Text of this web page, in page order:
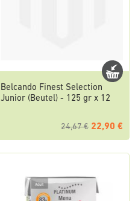
Belcando Finest Selection
Junior (Beutel) - 125 gr x 12
24,67 € 22,90 €